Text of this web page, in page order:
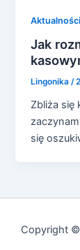
Aktualności
Jak
Lingonika/
Zbliża się
się
Copyright